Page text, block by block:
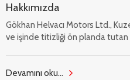
Hakkımızda
Gökhan Helvacı Motors Ltd.,
ve işinde titizliği ön planda tutan
Devamını oku...